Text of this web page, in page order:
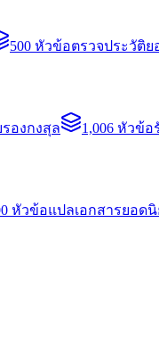
500 หัวข้อตรวจประวัติย
รองกงสุล 1,006 หัวข้อ
หัวข้อแปลเอกสารยอด